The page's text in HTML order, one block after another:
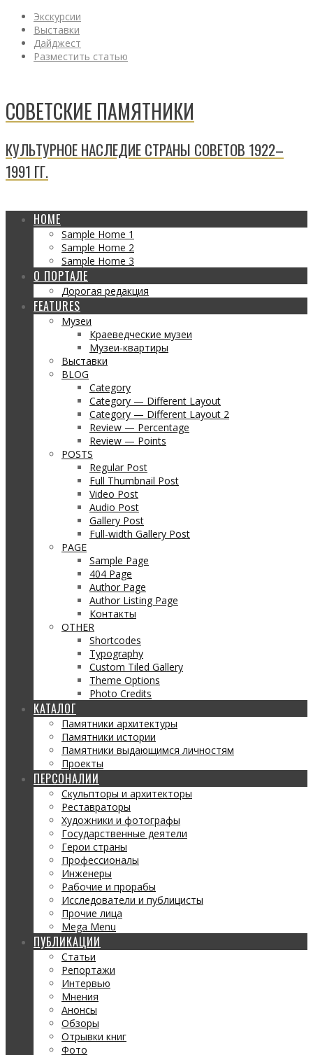
Экскурсии
Выставки
Дайджест
Разместить статью
СОВЕТСКИЕ ПАМЯТНИКИ
КУЛЬТУРНОЕ НАСЛЕДИЕ СТРАНЫ СОВЕТОВ 1922–
1991 ГГ.
HOME
Sample Home 1
Sample Home 2
Sample Home 3
О ПОРТАЛЕ
Дорогая редакция
FEATURES
Музеи
Краеведческие музеи
Музеи-квартиры
Выставки
BLOG
Category
Category — Different Layout
Category — Different Layout 2
Review — Percentage
Review — Points
POSTS
Regular Post
Full Thumbnail Post
Video Post
Audio Post
Gallery Post
Full-width Gallery Post
PAGE
Sample Page
404 Page
Author Page
Author Listing Page
Контакты
OTHER
Shortcodes
Typography
Custom Tiled Gallery
Theme Options
Photo Credits
КАТАЛОГ
Памятники архитектуры
Памятники истории
Памятники выдающимся личностям
Проекты
ПЕРСОНАЛИИ
Скульпторы и архитекторы
Реставраторы
Художники и фотографы
Государственные деятели
Герои страны
Профессионалы
Инженеры
Рабочие и прорабы
Исследователи и публицисты
Прочие лица
Mega Menu
ПУБЛИКАЦИИ
Статьи
Репортажи
Интервью
Мнения
Анонсы
Обзоры
Отрывки книг
Фото